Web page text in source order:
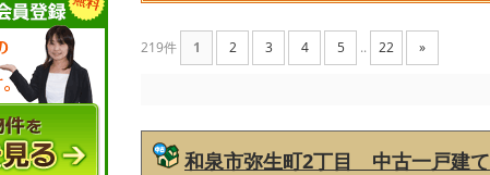
219件 1 2 3 4 5 .. 22 »
和泉市弥生町2丁目 中古一戸建て